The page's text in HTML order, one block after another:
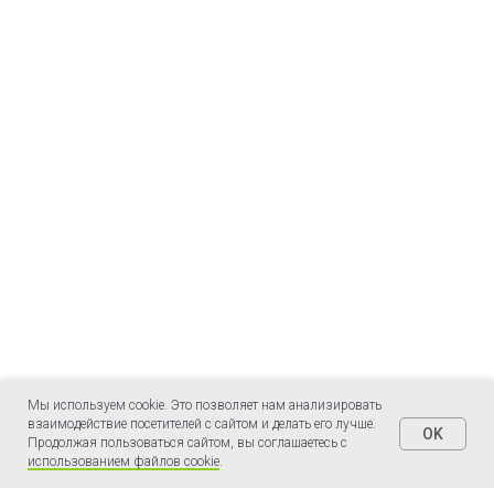
ЗАПРОСИТЬ СТОИМОСТЬ
Мы используем cookie. Это позволяет нам анализировать
взаимодействие посетителей с сайтом и делать его лучше.
Продолжая пользоваться сайтом, вы соглашаетесь с
использованием файлов cookie.
OK